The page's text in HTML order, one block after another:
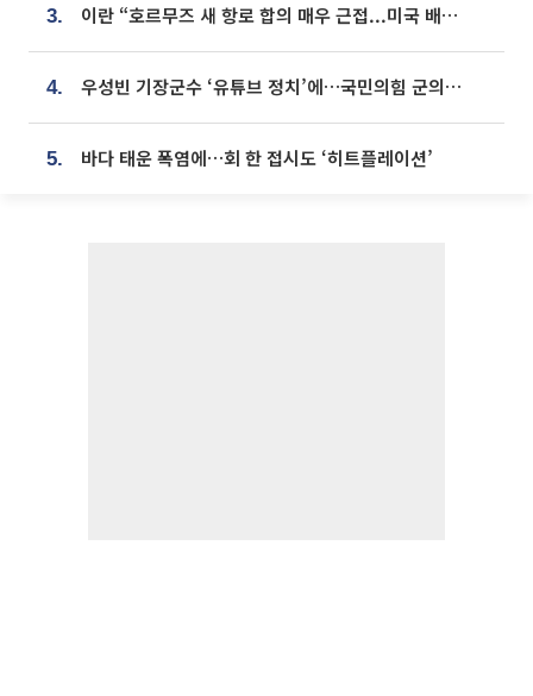
3. 이란 “호르무즈 새 항로 합의 매우 근접...미국 배상 먼저”
4. 우성빈 기장군수 ‘유튜브 정치’에…국민의힘 군의원들 집단 반발
5. 바다 태운 폭염에…회 한 접시도 ‘히트플레이션’